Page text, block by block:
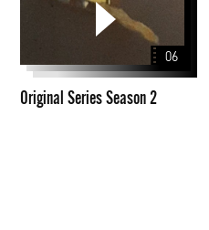
06
Original Series Season 2